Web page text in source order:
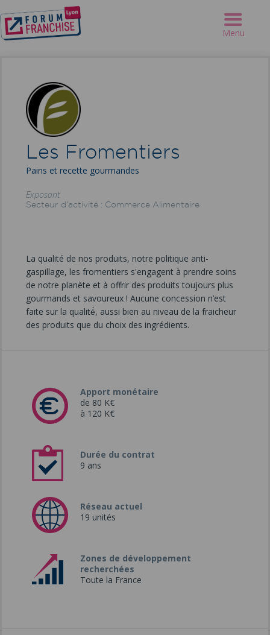
Forum Franchise Lyon>
Les Fromentiers
Pains et recette gourmandes
Exposant
Secteur d'activité : Commerce Alimentaire
La qualité de nos produits, notre politique anti-
gaspillage, les fromentiers s'engagent à prendre soins
de notre planète et à offrir des produits toujours plus
gourmands et savoureux ! Aucune concession n’est
faite sur la qualité́, aussi bien au niveau de la fraicheur
des produits que du choix des ingrédients.
Apport monétaire
de 80 K€
à 120 K€
Durée du contrat
9 ans
Réseau actuel
19 unités
Zones de développement
recherchées
Toute la France
Menu